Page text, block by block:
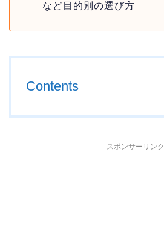
など目的別の選び方
Contents
スポンサーリンク